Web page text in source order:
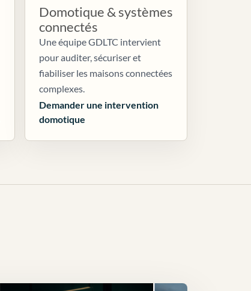
Domotique & systèmes
connectés
Une équipe GDLTC intervient
pour auditer, sécuriser et
fiabiliser les maisons connectées
complexes.
Demander une intervention
domotique